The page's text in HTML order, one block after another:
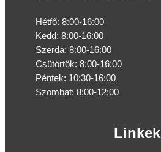
Hétfő: 8:00-16:00
Kedd: 8:00-16:00
Szerda: 8:00-16:00
Csütörtök: 8:00-16:00
Péntek: 10:30-16:00
Szombat: 8:00-12:00
Linkek